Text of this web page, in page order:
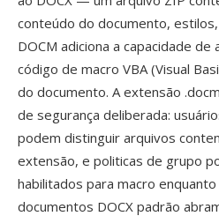
conteúdo do documento,
DOCM adiciona a capacidade
código de macro VBA (Visual
do documento. A extensão
de segurança deliberada:
podem distinguir arquivos
extensão, e politicas de grupo
habilitados para macro
documentos DOCX padrão